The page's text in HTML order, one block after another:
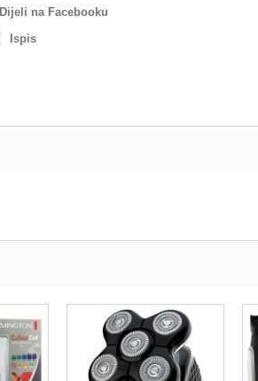
Dijeli na Facebooku
Ispis